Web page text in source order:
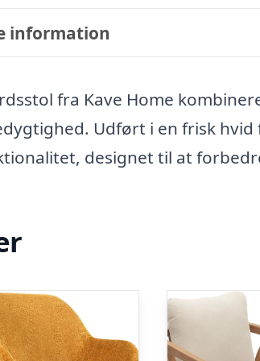
information
fra Kave Home
Udført i en frisk
designet til at